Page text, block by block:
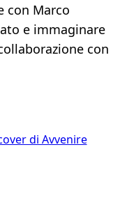
con Marco
e immaginare
con
di Avvenire